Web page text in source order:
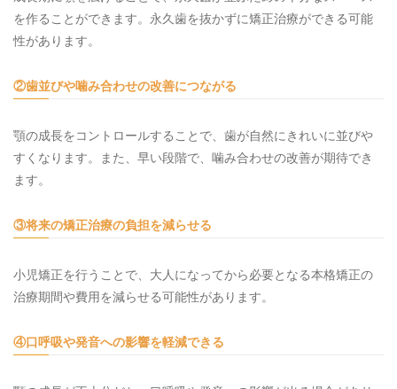
を作ることができます。永久歯を抜かずに矯正治療ができる可能
性があります。
②歯並びや噛み合わせの改善につながる
顎の成長をコントロールすることで、歯が自然にきれいに並びや
すくなります。また、早い段階で、噛み合わせの改善が期待でき
ます。
③将来の矯正治療の負担を減らせる
小児矯正を行うことで、大人になってから必要となる本格矯正の
治療期間や費用を減らせる可能性があります。
④口呼吸や発音への影響を軽減できる